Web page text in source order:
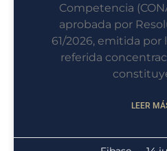
Competencia
aprobada por
61/2026, emitida por
referida
LEER